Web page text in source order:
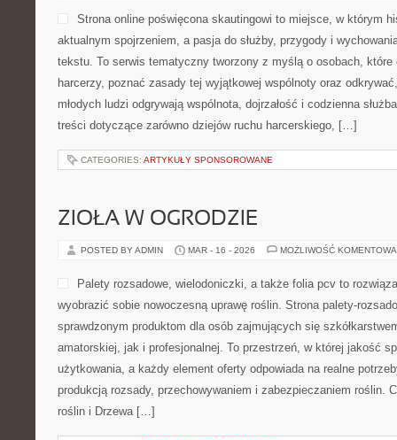
Strona online poświęcona skautingowi to miejsce, w którym
aktualnym spojrzeniem, a pasja do służby, przygody i
tekstu. To serwis tematyczny tworzony z myślą o osobach,
harcerzy, poznać zasady tej wyjątkowej wspólnoty oraz
młodych ludzi odgrywają wspólnota, dojrzałość i codzienna
treści dotyczące zarówno dziejów ruchu harcerskiego, […]
CATEGORIES: ARTYKUŁY SPONSOROWANE
ZIOŁA W OGRODZIE
POSTED BY ADMIN MAR - 16 - 2026 MOŻLIWOŚĆ
Palety rozsadowe, wielodoniczki, a także folia pcv to
wyobrazić sobie nowoczesną uprawę roślin. Strona palety-
sprawdzonym produktom dla osób zajmujących się
amatorskiej, jak i profesjonalnej. To przestrzeń, w której jakość
użytkowania, a każdy element oferty odpowiada na realne
produkcją rozsady, przechowywaniem i zabezpieczaniem roślin.
roślin i Drzewa […]